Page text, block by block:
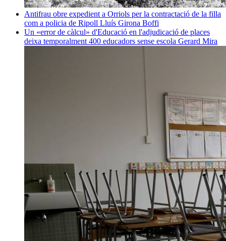
Antifrau obre expedient a Orriols per la contractació de la filla
com a policia de Ripoll Lluís Girona Boffi
Un «error de càlcul» d'Educació en l'adjudicació de places
deixa temporalment 400 educadors sense escola Gerard Mira